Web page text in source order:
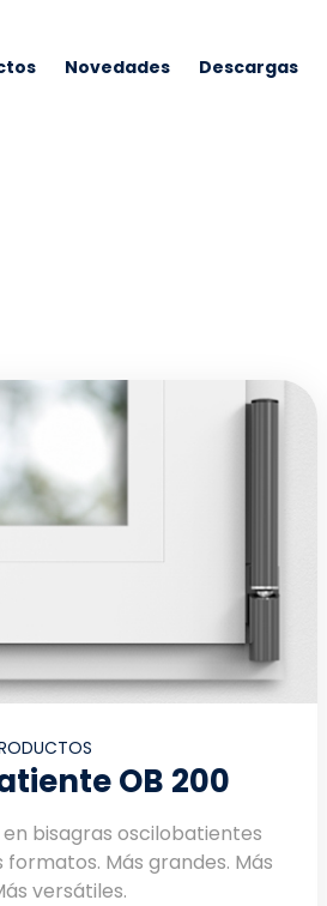
Novedades Descargas
OB 200
bisagras oscilobatientes
Más grandes. Más
versátiles.